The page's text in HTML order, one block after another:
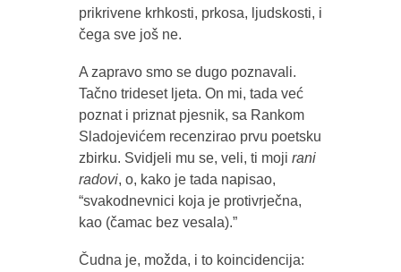
prikrivene krhkosti, prkosa, ljudskosti, i
čega sve još ne.
A zapravo smo se dugo poznavali.
Tačno trideset ljeta. On mi, tada već
poznat i priznat pjesnik, sa Rankom
Sladojevićem recenzirao prvu poetsku
zbirku. Svidjeli mu se, veli, ti moji rani
radovi, o, kako je tada napisao,
“svakodnevnici koja je protivrječna,
kao (čamac bez vesala).”
Čudna je, možda, i to koincidencija: